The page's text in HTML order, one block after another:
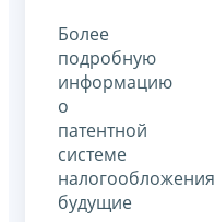
Более
подробную
информацию
о
патентной
системе
налогообложения
будущие